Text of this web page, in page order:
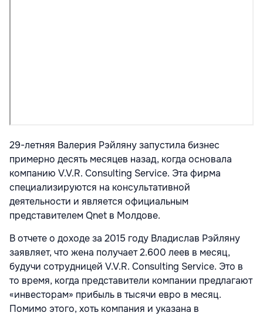
29-летняя Валерия Рэйляну запустила бизнес
примерно десять месяцев назад, когда основала
компанию V.V.R. Consulting Service. Эта фирма
специализируются на консультативной
деятельности и является официальным
представителем Qnet в Молдове.
В отчете о доходе за 2015 году Владислав Рэйляну
заявляет, что жена получает 2.600 леев в месяц,
будучи сотрудницей V.V.R. Consulting Service. Это в
то время, когда представители компании предлагают
«инвесторам» прибыль в тысячи евро в месяц.
Помимо этого, хоть компания и указана в